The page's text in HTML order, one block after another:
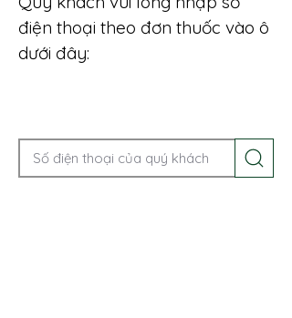
điện thoại theo đơn thuốc vào ô
dưới đây: